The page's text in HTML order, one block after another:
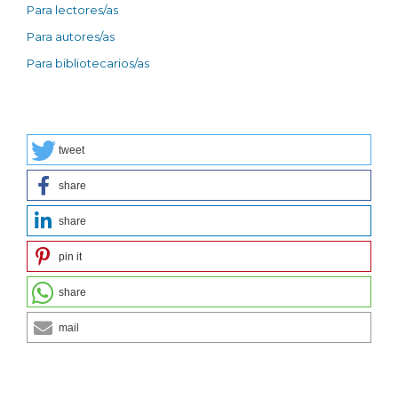
Para lectores/as
Para autores/as
Para bibliotecarios/as
tweet
share
share
pin it
share
mail